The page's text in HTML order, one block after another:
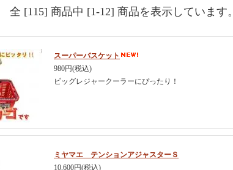
全 [115] 商品中 [1-12] 商品を表示しています。
スーパーバスケット
980円(税込)
ビッグレジャークーラーにぴったり！
ミヤマエ テンションアジャスターＳ
10,600円(税込)